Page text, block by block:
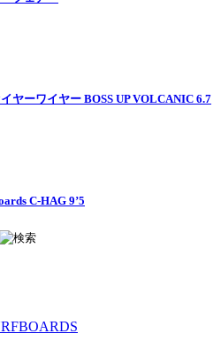
ヤーワイヤー BOSS UP VOLCANIC 6.7
C-HAG 9’5